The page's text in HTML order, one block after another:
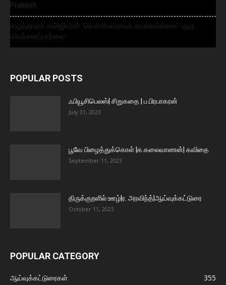
Prakash
எழுத்தாளர் கவிஜியின் ‘கௌசிகாவைக் காணவில்லை’ -ஒரு
விமர்சனப்பார்வை
POPULAR POSTS
ஃபியூசிபெலஸ்| சிறுகதை | ப.பிரபாகரன்
July 31, 2023
பூவே பிழைத்துக்கொள் |க.கலைவாணன்| கவிதை
September 11, 2023
திருக்குறளில் ஊழ்|ர. அரவிந்த்|ஆய்வுக்கட்டுரை
October 11, 2023
POPULAR CATEGORY
ஆய்வுக்கட்டுரைகள்
355